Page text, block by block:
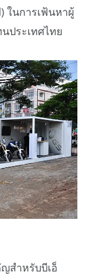
ในการเฟ้นหาผู้
ประเทศไทย
สำหรับบีเอ็